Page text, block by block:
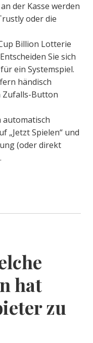
der Kasse werden
oder die
Billion Lotterie
Sie sich
ein Systemspiel.
händisch
Zufalls-Button
automatisch
„Jetzt Spielen“ und
(oder direkt
hat
zu